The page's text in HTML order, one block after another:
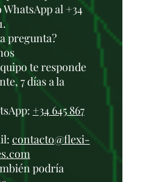
al +34
pregunta?
te responde
7 días a la
+34 645 867
contacto@flexi-
podría